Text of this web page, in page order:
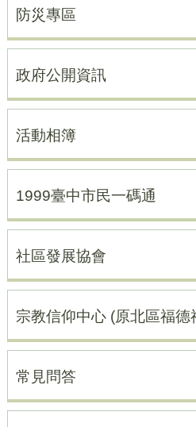
防災專區
政府公開資訊
活動相簿
1999臺中市民一碼通
社區發展協會
宗教信仰中心 (原北區福德
常見問答